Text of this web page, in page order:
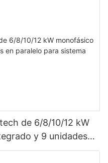
de 6/8/10/12 kW
y 9 unidades